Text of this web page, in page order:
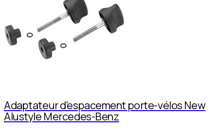
Adaptateur d'espacement porte-vélos New
Alustyle Mercedes-Benz